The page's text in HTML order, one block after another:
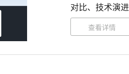
对比、技术演
查看详情